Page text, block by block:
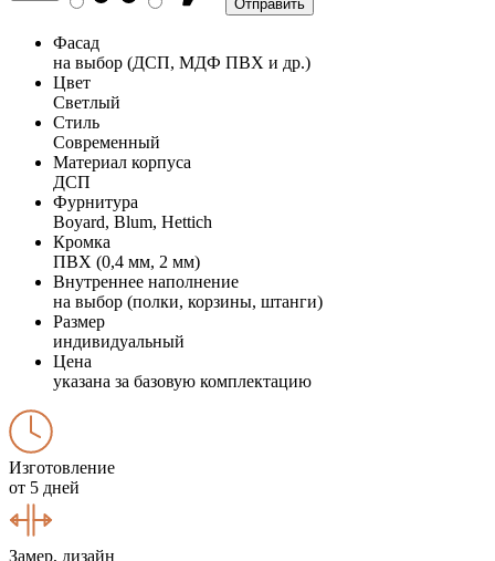
Фасад
на выбор (ДСП, МДФ ПВХ и др.)
Цвет
Светлый
Стиль
Современный
Материал корпуса
ДСП
Фурнитура
Boyard, Blum, Hettich
Кромка
ПВХ (0,4 мм, 2 мм)
Внутреннее наполнение
на выбор (полки, корзины, штанги)
Размер
индивидуальный
Цена
указана за базовую комплектацию
Изготовление
от 5 дней
Замер, дизайн